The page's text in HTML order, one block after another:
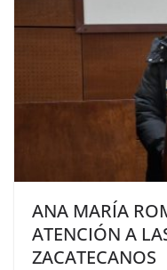
ANA MARÍA
ATENCIÓN A
ZACATECANOS